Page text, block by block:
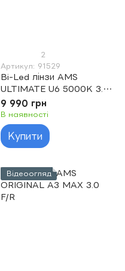
2
Артикул: 91529
Bi-Led лінзи AMS
ULTIMATE U6 5000K 3.0
F
9 990 грн
В наявності
Купити
Відеоогляд